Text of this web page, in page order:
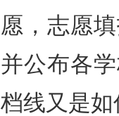
愿，志愿
并公布各
档线又是